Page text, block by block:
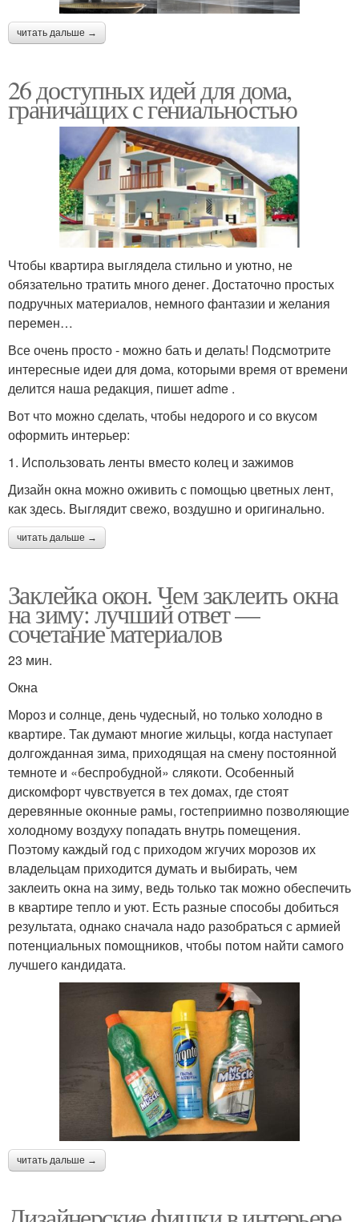
читать дальше →
26 доступных идей для дома,
граничащих с гениальностью
Чтобы квартира выглядела стильно и уютно, не
обязательно тратить много денег. Достаточно простых
подручных материалов, немного фантазии и желания
перемен…
Все очень просто - можно бать и делать! Подсмотрите
интересные идеи для дома, которыми время от времени
делится наша редакция, пишет adme .
Вот что можно сделать, чтобы недорого и со вкусом
оформить интерьер:
1. Использовать ленты вместо колец и зажимов
Дизайн окна можно оживить с помощью цветных лент,
как здесь. Выглядит свежо, воздушно и оригинально.
читать дальше →
Заклейка окон. Чем заклеить окна
на зиму: лучший ответ —
сочетание материалов
23 мин.
Окна
Мороз и солнце, день чудесный, но только холодно в
квартире. Так думают многие жильцы, когда наступает
долгожданная зима, приходящая на смену постоянной
темноте и «беспробудной» слякоти. Особенный
дискомфорт чувствуется в тех домах, где стоят
деревянные оконные рамы, гостеприимно позволяющие
холодному воздуху попадать внутрь помещения.
Поэтому каждый год с приходом жгучих морозов их
владельцам приходится думать и выбирать, чем
заклеить окна на зиму, ведь только так можно обеспечить
в квартире тепло и уют. Есть разные способы добиться
результата, однако сначала надо разобраться с армией
потенциальных помощников, чтобы потом найти самого
лучшего кандидата.
читать дальше →